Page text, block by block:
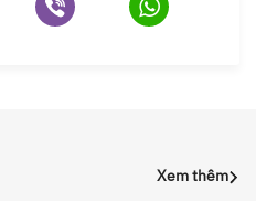
Xem thêm